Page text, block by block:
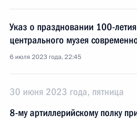
Указ о праздновании 100-летия
центрального музея
6 июля 2023 года, 22:45
30 июня 2023 года, пятница
8-му артиллерийскому полку